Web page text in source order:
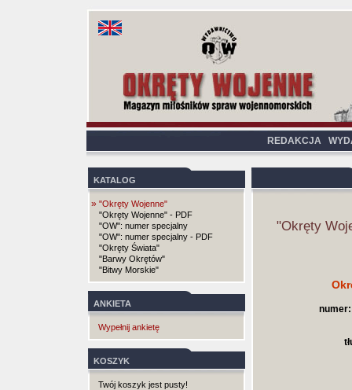
REDAKCJA
KATALOG
» "Okręty Wojenne"
"Okręty Wojenne" - PDF
"OW": numer specjalny
"OW": numer specjalny - PDF
"Okręty Świata"
"Barwy Okrętów"
"Bitwy Morskie"
ANKIETA
Wypełnij ankietę
KOSZYK
Twój koszyk jest pusty!
"Okręty
numer: